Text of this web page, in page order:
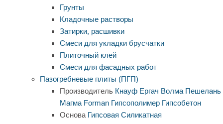
Грунты
Кладочные растворы
Затирки, расшивки
Смеси для укладки брусчатки
Плиточный клей
Смеси для фасадных работ
Пазогребневые плиты (ПГП)
Производитель Кнауф Ергач Волма Пешелань
Магма Forman Гипсополимер Гипсобетон
Основа Гипсовая Силикатная